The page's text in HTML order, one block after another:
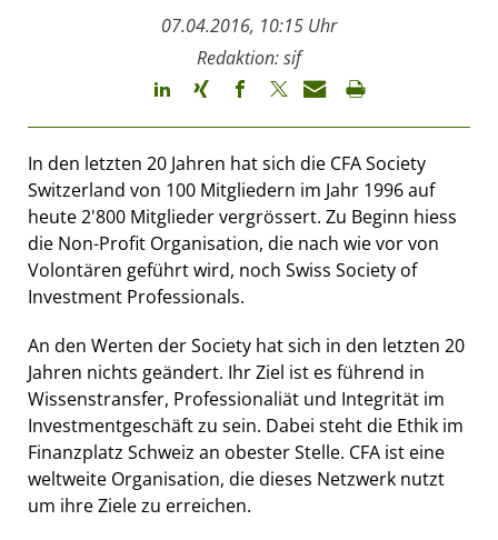
07.04.2016, 10:15 Uhr
Redaktion: sif
In den letzten 20 Jahren hat sich die CFA Society
Switzerland von 100 Mitgliedern im Jahr 1996 auf
heute 2'800 Mitglieder vergrössert. Zu Beginn hiess
die Non-Profit Organisation, die nach wie vor von
Volontären geführt wird, noch Swiss Society of
Investment Professionals.
An den Werten der Society hat sich in den letzten 20
Jahren nichts geändert. Ihr Ziel ist es führend in
Wissenstransfer, Professionaliät und Integrität im
Investmentgeschäft zu sein. Dabei steht die Ethik im
Finanzplatz Schweiz an obester Stelle. CFA ist eine
weltweite Organisation, die dieses Netzwerk nutzt
um ihre Ziele zu erreichen.